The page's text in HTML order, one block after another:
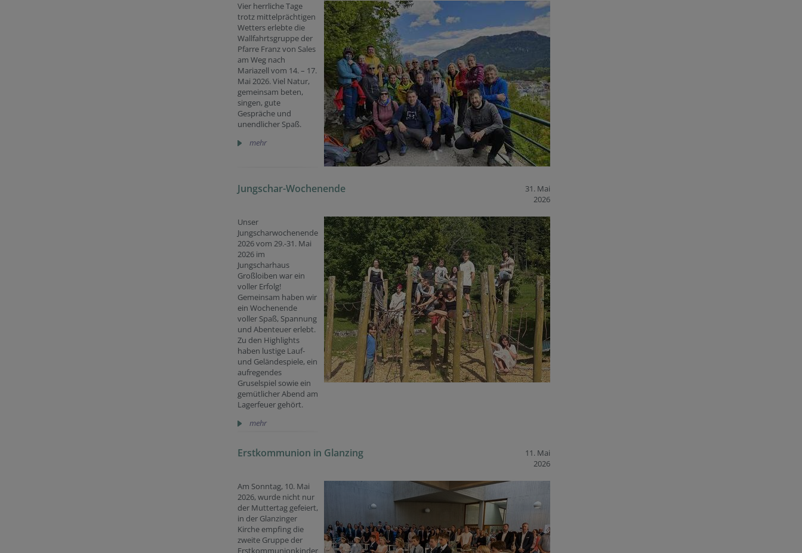
Vier herrliche Tage
trotz mittelprächtigen
Wetters erlebte die
Wallfahrtsgruppe der
Pfarre Franz von Sales
am Weg nach
Mariazell vom 14. – 17.
Mai 2026. Viel Natur,
gemeinsam beten,
singen, gute
Gespräche und
unendlicher Spaß.
mehr
Jungschar-Wochenende
31. Mai
2026
Unser
Jungscharwochenende
2026 vom 29.-31. Mai
2026 im
Jungscharhaus
Großloiben war ein
voller Erfolg!
Gemeinsam haben wir
ein Wochenende
voller Spaß, Spannung
und Abenteuer erlebt.
Zu den Highlights
haben lustige Lauf-
und Geländespiele, ein
aufregendes
Gruselspiel sowie ein
gemütlicher Abend am
Lagerfeuer gehört.
mehr
Erstkommunion in Glanzing
11. Mai
2026
Am Sonntag, 10. Mai
2026, wurde nicht nur
der Muttertag gefeiert,
in der Glanzinger
Kirche empfing die
zweite Gruppe der
Erstkommunionkinder